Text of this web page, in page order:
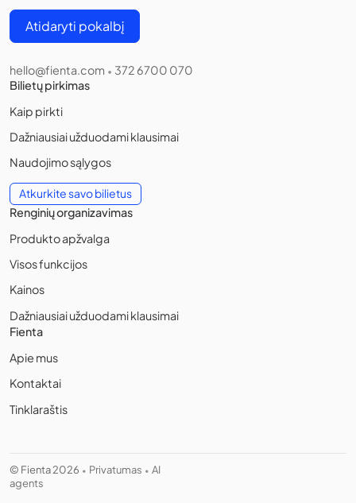
Atidaryti pokalbį
hello@fienta.com • 372 6700 070
Bilietų pirkimas
Kaip pirkti
Dažniausiai užduodami klausimai
Naudojimo sąlygos
Atkurkite savo bilietus
Renginių organizavimas
Produkto apžvalga
Visos funkcijos
Kainos
Dažniausiai užduodami klausimai
Fienta
Apie mus
Kontaktai
Tinklaraštis
© Fienta 2026 • Privatumas • AI
agents